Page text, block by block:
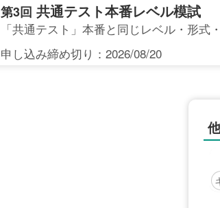
第3回 共通テスト本番レベル模試
「共通テスト」本番と同じレベル・形式
申し込み締め切り：2026/08/20